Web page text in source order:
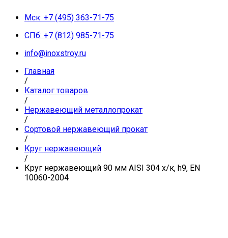
Мск: +7 (495) 363-71-75
СПб: +7 (812) 985-71-75
info@inoxstroy.ru
Главная
/
Каталог товаров
/
Нержавеющий металлопрокат
/
Сортовой нержавеющий прокат
/
Круг нержавеющий
/
Круг нержавеющий 90 мм AISI 304 х/к, h9, EN
10060-2004